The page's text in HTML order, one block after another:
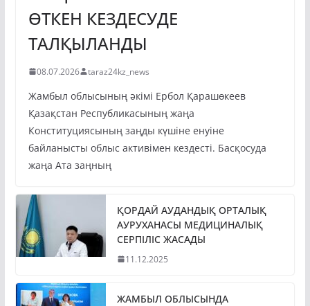
ӨТКЕН КЕЗДЕСУДЕ
ТАЛҚЫЛАНДЫ
08.07.2026 taraz24kz_news
Жамбыл облысының әкімі Ербол Қарашөкеев
Қазақстан Республикасының жаңа
Конституциясының заңды күшіне енуіне
байланысты облыс активімен кездесті. Басқосуда
жаңа Ата заңның
ҚОРДАЙ АУДАНДЫҚ ОРТАЛЫҚ
АУРУХАНАСЫ МЕДИЦИНАЛЫҚ
СЕРПІЛІС ЖАСАДЫ
11.12.2025
ЖАМБЫЛ ОБЛЫСЫНДА